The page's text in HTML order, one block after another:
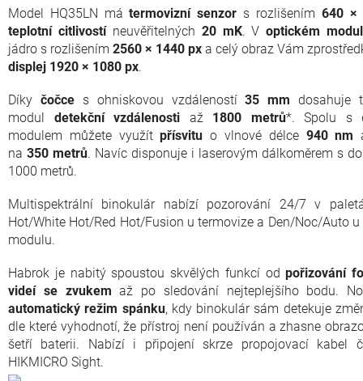
Model HQ35LN mátermovizní senzor s rozlišením 640 ×
teplotní citlivostíneuvěřitelných 20 mK. Voptickém
jádro s rozlišením 2560 × 1440 px a celý obraz Vám
displej 1920 × 1080 px.
Díky čočces ohniskovou vzdáleností35 mmdosahuje
modul detekční vzdálenosti až1800 metrů*.
Spolu s
modulem můžete využítpřísvitu o vlnové délce 940 nm
na 350 metrů. Navíc disponuje i laserovým dálkoměrem s
1000 metrů.
Multispektrální binokulár nabízí pozorování 24/7 v
Hot/White Hot/Red Hot/Fusion u termovize a Den/Noc/Auto
modulu.
Habrok je nabitý spoustou skvělých funkcí odpořizování
videí se zvukem až po sledování nejteplejšího bodu.
automatický režim spánku, kdy binokulár sám detekuje
dle které vyhodnotí, že přístroj není používán a zhasne
šetří baterii. Nabízí i připojení skrze propojovací kabel
HIKMICRO Sight.